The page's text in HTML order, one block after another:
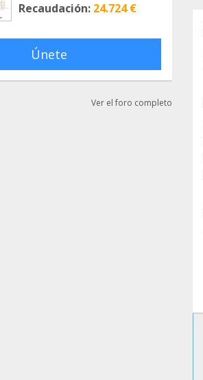
Recaudación: 24.724 €
Únete
Ver el foro completo